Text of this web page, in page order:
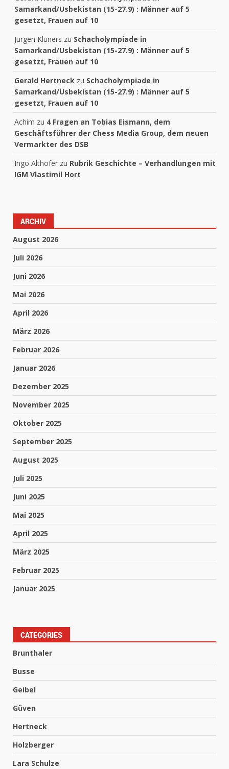
Samarkand/Usbekistan (15-27.9) : Männer auf 5
gesetzt, Frauen auf 10
Jürgen Klüners zu Schacholympiade in
Samarkand/Usbekistan (15-27.9) : Männer auf 5
gesetzt, Frauen auf 10
Gerald Hertneck zu Schacholympiade in
Samarkand/Usbekistan (15-27.9) : Männer auf 5
gesetzt, Frauen auf 10
Achim zu 4 Fragen an Tobias Eismann, dem
Geschäftsführer der Chess Media Group, dem neuen
Vermarkter des DSB
Ingo Althöfer zu Rubrik Geschichte – Verhandlungen mit
IGM Vlastimil Hort
ARCHIV
August 2026
Juli 2026
Juni 2026
Mai 2026
April 2026
März 2026
Februar 2026
Januar 2026
Dezember 2025
November 2025
Oktober 2025
September 2025
August 2025
Juli 2025
Juni 2025
Mai 2025
April 2025
März 2025
Februar 2025
Januar 2025
CATEGORIES
Brunthaler
Busse
Geibel
Güven
Hertneck
Holzberger
Lara Schulze